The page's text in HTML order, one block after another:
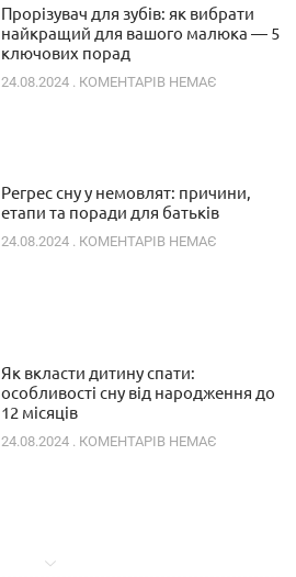
Прорізувач для зубів: як вибрати
найкращий для вашого малюка — 5
ключових порад
24.08.2024 КОМЕНТАРІВ НЕМАЄ
Регрес сну у немовлят: причини,
етапи та поради для батьків
24.08.2024 КОМЕНТАРІВ НЕМАЄ
Як вкласти дитину спати:
особливості сну від народження до
12 місяців
24.08.2024 КОМЕНТАРІВ НЕМАЄ